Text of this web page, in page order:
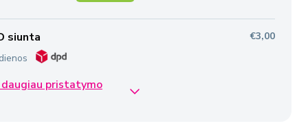
siunta €3,00
siunta
pristatymo